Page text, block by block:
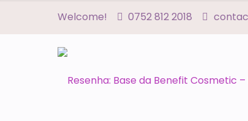
Welcome! 0752 812 2018